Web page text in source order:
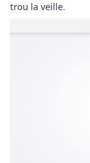
trou la veille.